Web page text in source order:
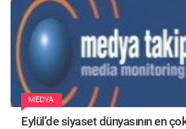
MEDYA
Eylül’de siyaset dünyasının en